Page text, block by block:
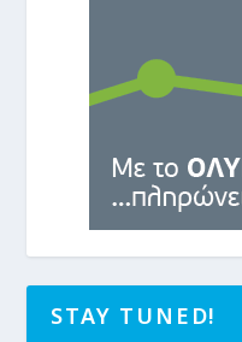
STAY TUNED!